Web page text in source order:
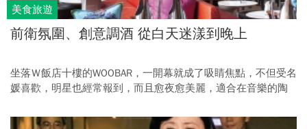
美食旅遊
前衛氛圍、創意調酒 從白天迷漾到晚上
坐落Ｗ飯店十樓的WOOBAR，一開幕就成了吸睛焦點，不但受名
媛喜歡，明星也經常報到，而且愈夜愈美麗，適合在音樂的陶